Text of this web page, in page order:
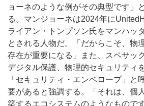
ョーネのような例がその典型です」
る。マンジョーネは2024年に
ライアン・トンプソン氏をマンハッ
とされる人物だ。「だからこそ、物
存在が重要になる」また、スペサッ
デジタル保護、物理的セキュリティ
「セキュリティ・エンベロープ」と
要があると強調する。「それは、個
築するエコシステムのようなもので